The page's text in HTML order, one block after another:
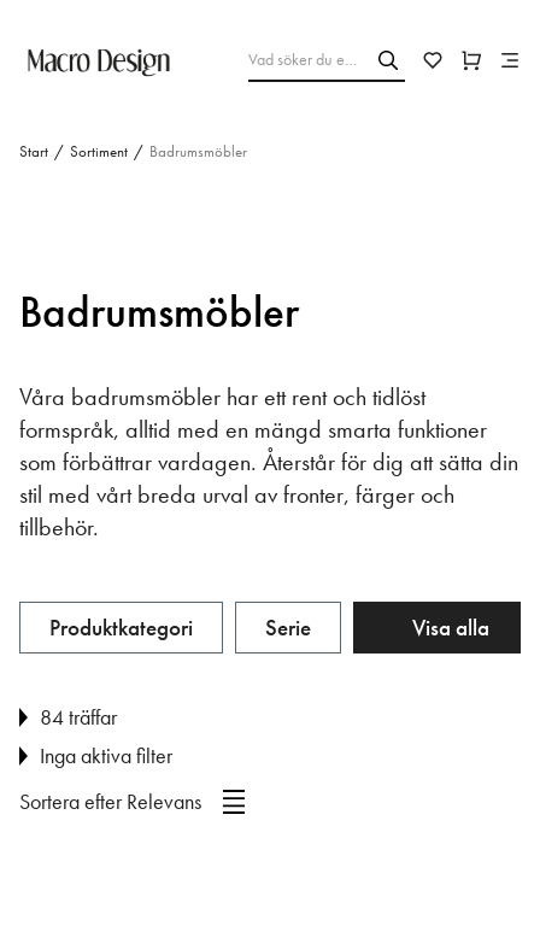
Start / Sortiment / Badrumsmöbler
Badrumsmöbler
Våra badrumsmöbler har ett rent och tidlöst
formspråk, alltid med en mängd smarta funktioner
som förbättrar vardagen. Återstår för dig att sätta din
stil med vårt breda urval av fronter, färger och
tillbehör.
Produktkategori Serie Visa alla
84 träffar
Inga aktiva filter
Sortera efterRelevans